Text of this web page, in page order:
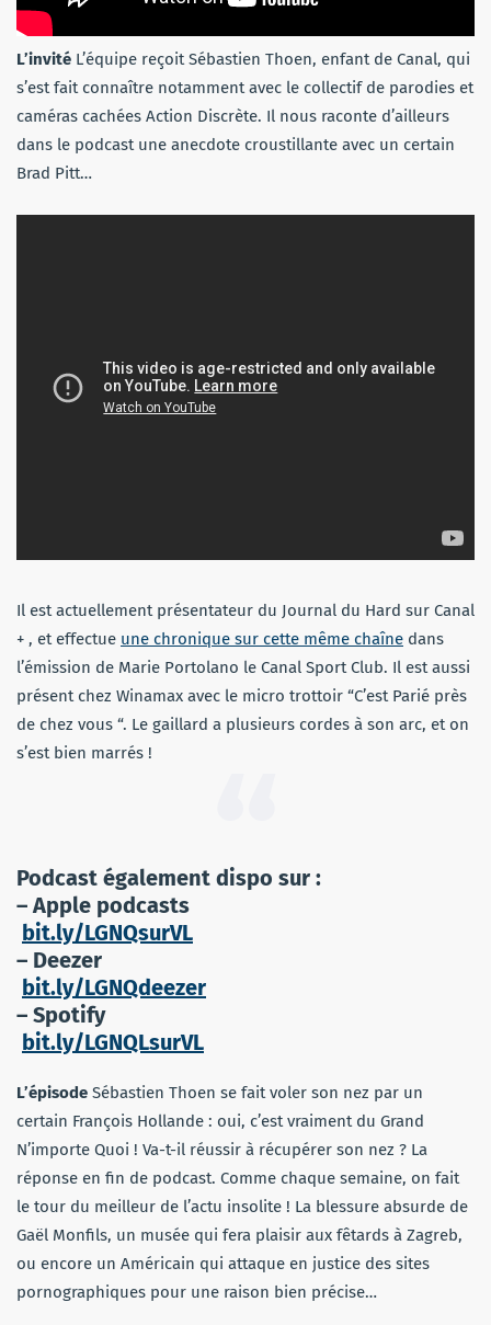
L’invité L’équipe reçoit Sébastien Thoen, enfant de Canal, qui
s’est fait connaître notamment avec le collectif de parodies et
caméras cachées Action Discrète. Il nous raconte d’ailleurs
dans le podcast une anecdote croustillante avec un certain
Brad Pitt…
Il est actuellement présentateur du Journal du Hard sur Canal
+ , et effectue une chronique sur cette même chaîne dans
l’émission de Marie Portolano le Canal Sport Club. Il est aussi
présent chez Winamax avec le micro trottoir “C’est Parié près
de chez vous “. Le gaillard a plusieurs cordes à son arc, et on
s’est bien marrés !
Podcast également dispo sur :
– Apple podcasts
bit.ly/LGNQsurVL
– Deezer
bit.ly/LGNQdeezer
– Spotify
bit.ly/LGNQLsurVL
L’épisode Sébastien Thoen se fait voler son nez par un
certain François Hollande : oui, c’est vraiment du Grand
N’importe Quoi ! Va-t-il réussir à récupérer son nez ? La
réponse en fin de podcast. Comme chaque semaine, on fait
le tour du meilleur de l’actu insolite ! La blessure absurde de
Gaël Monfils, un musée qui fera plaisir aux fêtards à Zagreb,
ou encore un Américain qui attaque en justice des sites
pornographiques pour une raison bien précise…